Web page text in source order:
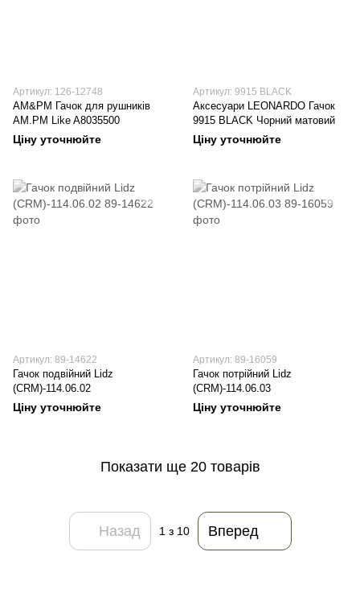
Артикул: 126-12748
AM&PM Гачок для рушників
AM.PM Like A8035500
Ціну уточнюйте
Артикул: 9915 BLACK
Аксесуари LEONARDO Гачок
9915 BLACK Чорний матовий
Ціну уточнюйте
Артикул: 89-14622
Гачок подвійний Lidz
(CRM)-114.06.02
Ціну уточнюйте
Артикул: 89-16059
Гачок потрійний Lidz
(CRM)-114.06.03
Ціну уточнюйте
Показати ще 20 товарів
Назад 1 з 10 Вперед